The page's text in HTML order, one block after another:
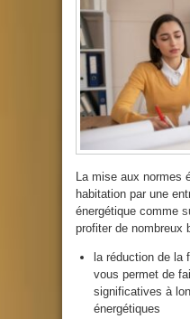
La mise aux normes
habitation par une
énergétique comme
profiter de nombreux
la réduction de la
vous permet de
significatives à
énergétiques